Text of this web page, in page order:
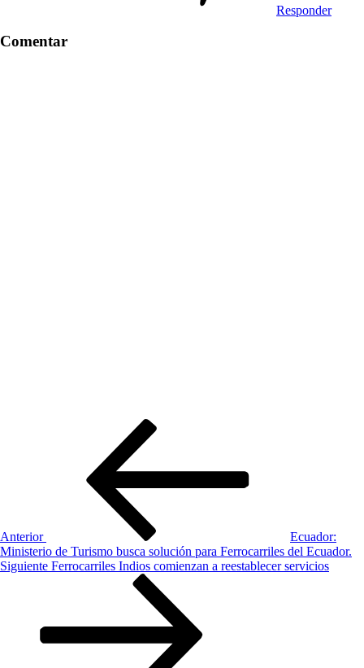
Responder
Comentar
Anterior
Ecuador:
Ministerio de Turismo busca solución para Ferrocarriles del Ecuador.
Siguiente
Siguiente Ferrocarriles Indios comienzan a reestablecer servicios